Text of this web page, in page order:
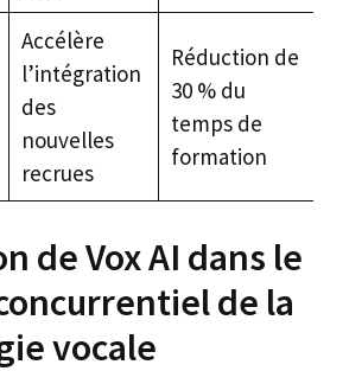
Accélère
l’intégration
des
nouvelles
recrues
Réduction de
30 % du
temps de
formation
de Vox AI dans le
de la
vocale